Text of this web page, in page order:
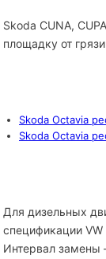
Skoda CUNA,
площадку от
Skoda Octavia
Skoda Octavia
Для дизельных
спецификации
Интервал